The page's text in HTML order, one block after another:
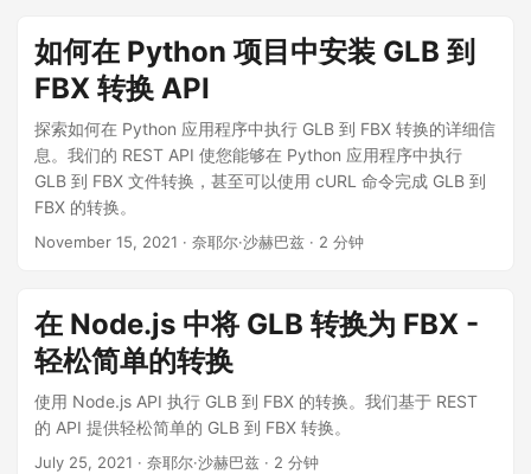
如何在 Python 项目中安装 GLB 到
FBX 转换 API
探索如何在 Python 应用程序中执行 GLB 到 FBX 转换的详细信
息。我们的 REST API 使您能够在 Python 应用程序中执行
GLB 到 FBX 文件转换，甚至可以使用 cURL 命令完成 GLB 到
FBX 的转换。
November 15, 2021 · 奈耶尔·沙赫巴兹 · 2 分钟
在 Node.js 中将 GLB 转换为 FBX -
轻松简单的转换
使用 Node.js API 执行 GLB 到 FBX 的转换。我们基于 REST
的 API 提供轻松简单的 GLB 到 FBX 转换。
July 25, 2021 · 奈耶尔·沙赫巴兹 · 2 分钟